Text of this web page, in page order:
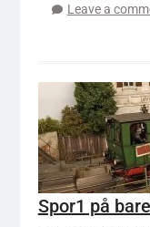
Leave a
Spor1 på